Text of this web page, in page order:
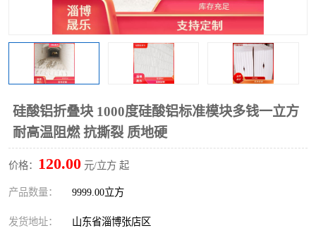
硅酸铝折叠块 1000度硅酸铝标准模块多钱一立方
耐高温阻燃 抗撕裂 质地硬
价格： 120.00 元/立方 起
产品数量： 9999.00立方
发货地址： 山东省淄博张店区